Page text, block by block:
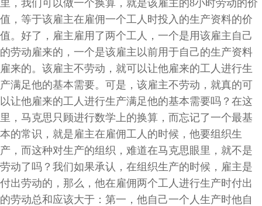
里，我们可以做一个换算，就是该雇主的8小时劳动的价
值，等于该雇主在雇佣一个工人时投入的生产资料的价
值。好了，雇主雇用了两个工人，一个是用该雇主自己
的劳动雇来的，一个是该雇主以前用于自己的生产资料
雇来的。该雇主不劳动，就可以让他雇来的工人进行生
产满足他的基本需要。可是，该雇主不劳动，就真的可
以让他雇来的工人进行生产满足他的基本需要吗？在这
里，马克思只顾进行数学上的换算，而忘记了一个最基
本的常识，就是雇主在雇佣工人的时候，他要组织生
产，而这种对生产的组织，难道在马克思眼里，就不是
劳动了吗？我们如果承认，在组织生产的时候，雇主是
付出劳动的，那么，他在雇佣两个工人进行生产时付出
的劳动总和应该大于：第一，他自己一个人生产时他自